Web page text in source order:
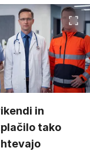
in
tako